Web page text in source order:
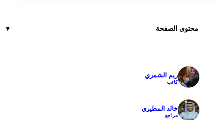
محتوى الصفحة
ريم الشمري
كاتب
خالد المطيري
مراجع